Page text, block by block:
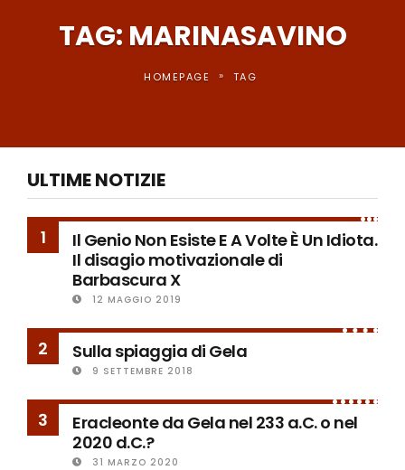
TAG: MARINASAVINO
HOMEPAGE » TAG
ULTIME NOTIZIE
1
Il Genio Non Esiste E A Volte È Un Idiota.
Il disagio motivazionale di
Barbascura X
12 MAGGIO 2019
2 Sulla spiaggia di Gela
9 SETTEMBRE 2018
3
Eracleonte da Gela nel 233 a.C. o nel
2020 d.C.?
31 MARZO 2020